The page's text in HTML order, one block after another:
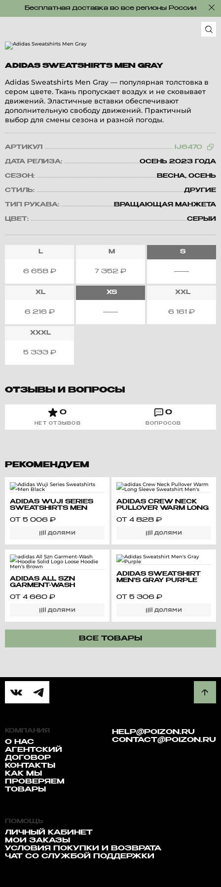
Бесплатная доставка во все регионы России
ADIDAS SWEATSHIRTS MEN GRAY
Adidas Sweatshirts Men Gray — популярная толстовка в
сером цвете. Ткань пропускает воздух и не сковывает
движений. Эластичные вставки обеспечивают
дополнительную свободу движений. Практичный
выбор для смены сезона и разной погоды.
АРТИКУЛ IJ6470
ДАТА РЕЛИЗА: ОСЕНЬ 2023 ГОДА
СЕЗОН: ВЕСНА, ОСЕНЬ
СТИЛЬ: ДРУГИЕ
ТИП РУКАВА: ВРАЩАЮЩАЯ МАНЖЕТА
ЦВЕТ: СЕРЫЙ
L
6 658 ₽
M
7 352 ₽
S
XL
6 216 ₽
XS XXL
6 161 ₽
XXXL
5 333 ₽
ОТЗЫВЫ И ВОПРОСЫ
0
НЕТ ОТЗЫВОВ
0
ВОПРОСОВ
РЕКОМЕНДУЕМ
ADIDAS WUJI SERIES
SWEATSHIRTS MEN
ОТ 5 006 ₽
ADIDAS CREW NECK
PULLOVER WARM LONG
MEN'S
ОТ 4 828 ₽
ADIDAS ALL SZN
GARMENT-WASH
LOOSE HOODIE MEN'S
ОТ 4 660 ₽
ADIDAS SWEATSHIRT
MEN'S GRAY PURPLE
ОТ 5 306 ₽
ВСЕ ТОВАРЫ
КОМПАНИЯ
О НАС
АГЕНТСКИЙ
ДОГОВОР
КОНТАКТЫ
КАК МЫ
ПРОВЕРЯЕМ
ТОВАРЫ
HELP@POIZON.RU
CONTACT@POIZON.RU
ПОМОЩЬ
ЛИЧНЫЙ КАБИНЕТ
МОИ ЗАКАЗЫ
УСЛОВИЯ ПОКУПКИ И ВОЗВРАТА
ЧАТ СО СЛУЖБОЙ ПОДДЕРЖКИ